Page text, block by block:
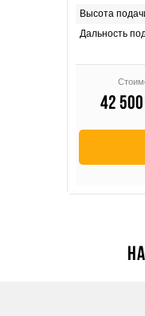
Высота
Дальность
42